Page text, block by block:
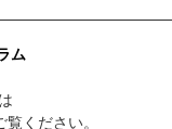
ム
覧ください。